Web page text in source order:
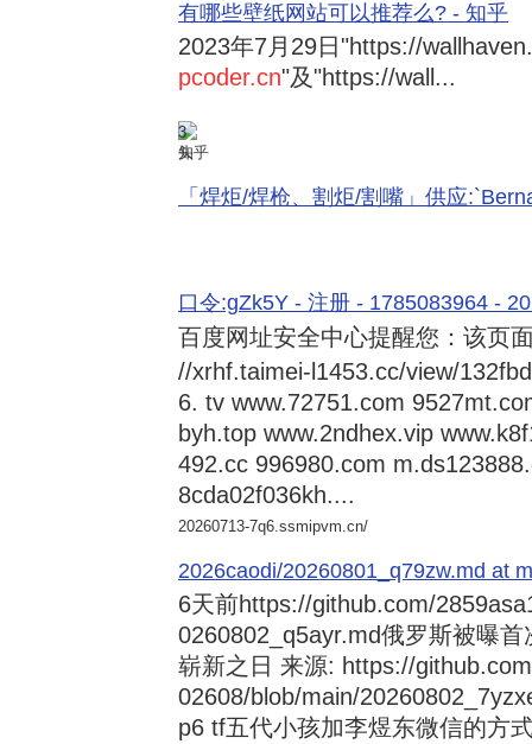
有哪些壁纸网站可以推荐么? - 知乎
2023年7月29日 "https://
pcoder.cn"及"https://wall...
3
知乎
「焊炬/焊枪、割炬/割嘴」供应
口令:gZk5Y - 注册 - 1785083964 -
百度网址安全中心提醒您：该页
//xrhf.taimei-l1453.cc/view/
6. tv www.72751.com
byh.top www.2ndhex.vip
492.cc 996980.com
8cda02f036kh....
20260713-7q6.ssmipvm.cn/
2026caodi/20260801_q79zw.md at
6天前https://github.com/
0260802_q5ayr.md俄罗斯被曝
崭新之日 来源: https://
02608/blob/main/
p6 tf五代小孩加李煜东微信的方